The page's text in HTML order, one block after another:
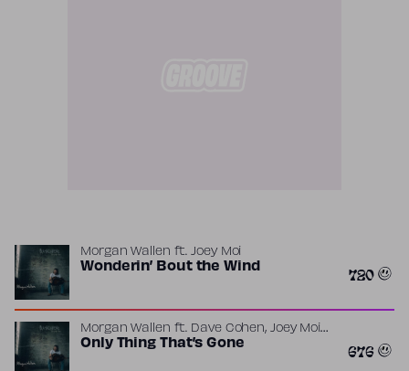
Morgan Wallen ft.Joey Moi
Wonderin’ Bout the Wind 720
Morgan Wallen ft. Dave Cohen, Joey Moi
(prod.Chris Stapleton)
Only Thing That’s Gone 676